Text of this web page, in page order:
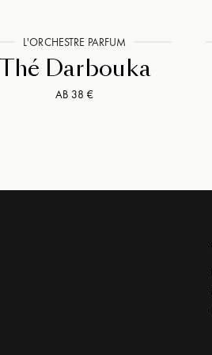
L'ORCHESTRE PARFUM
Thé Darbouka
AB 38 €